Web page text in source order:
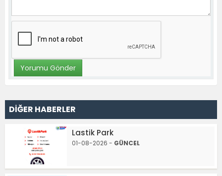
DİĞER HABERLER
Lastik Park
01-08-2026 - GÜNCEL